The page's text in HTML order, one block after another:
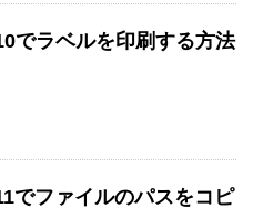
でラベルを印刷する方法
でファイルのパスをコピ